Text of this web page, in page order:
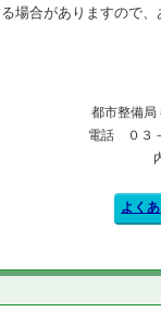
場合がありますので
都市整備局
電話 ０３
よく